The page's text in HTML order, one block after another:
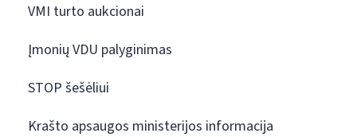
VMI turto aukcionai
Įmonių VDU palyginimas
STOP šešėliui
Krašto apsaugos ministerijos informacija